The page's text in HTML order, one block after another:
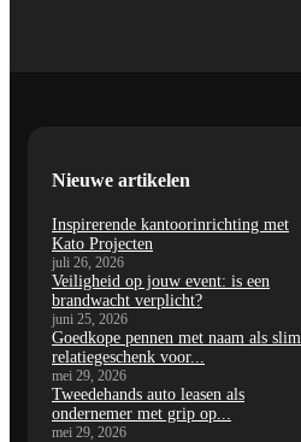
Nieuwe artikelen
Inspirerende kantoorinrichting met
Kato Projecten
juli 26, 2026
Veiligheid op jouw event: is een
brandwacht verplicht?
juni 25, 2026
Goedkope pennen met naam als slim
relatiegeschenk voor...
mei 29, 2026
Tweedehands auto leasen als
ondernemer met grip op...
mei 29, 2026